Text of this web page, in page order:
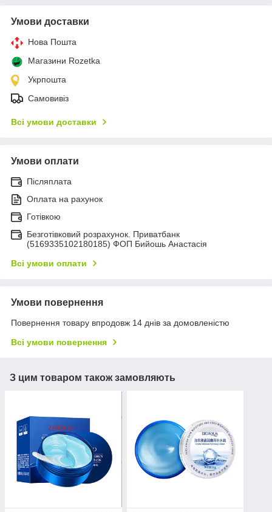
Умови доставки
Нова Пошта
Магазини Rozetka
Укрпошта
Самовивіз
Всі умови доставки
Умови оплати
Післяплата
Оплата на рахунок
Готівкою
Безготівковий розрахунок. Приватбанк
(5169335102180185) ФОП Бийошь Анастасія
Всі умови оплати
Умови повернення
Повернення товару впродовж 14 днів за домовленістю
Всі умови повернення
З цим товаром також замовляють